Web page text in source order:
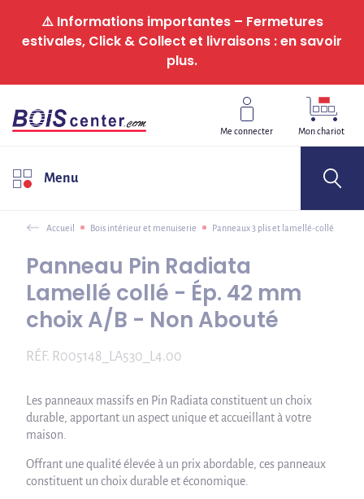
⚠️ Informations importantes – Fermetures
estivales, Click & Collect et livraisons : en savoir
plus.
Me connecter Mon chariot
Menu
Accueil Bois intérieur et menuiserie Panneaux 3 plis et lamellé-collé
Panneau Pin Radiata
Lamellé collé - Ép. 42 mm
choix A/B - Non Abouté
RÉF. R005148_LA530_L4.00
Les panneaux massifs en Pin Radiata constituent un choix
durable, apportant un aspect unique et accueillant à votre
maison.
Offrant une qualité élevée à un prix abordable, ces panneaux
constituent un choix durable et économique.